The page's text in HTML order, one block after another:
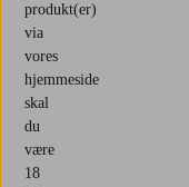
produkt(er)
via
vores
hjemmeside
skal
du
være
18